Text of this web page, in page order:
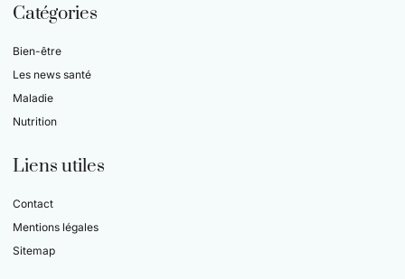
Catégories
Bien-être
Les news santé
Maladie
Nutrition
Liens utiles
Contact
Mentions légales
Sitemap